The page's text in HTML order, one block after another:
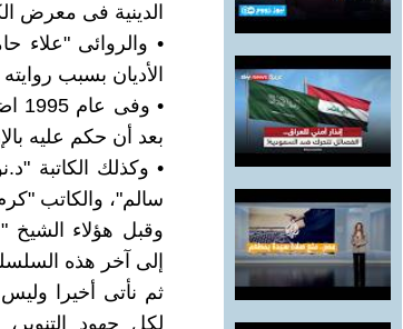
الدينية فى معرض
الأديان بسبب
•
بعد أن حكم عليه
• وكذلك الكاتبة
سالم"، والكاتب
وقبل هؤلاء
إلى آخر هذه
ثم نأتى أخيرا
لكل جهود